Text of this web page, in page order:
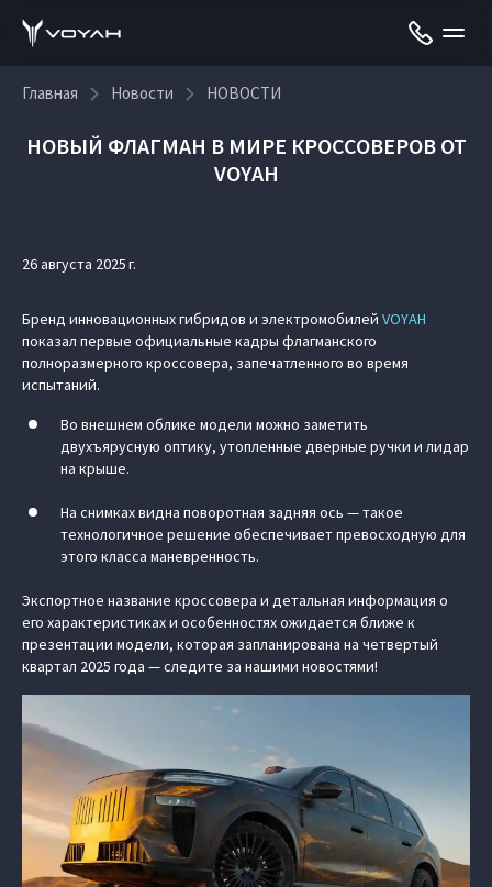
Главная Новости НОВОСТИ
НОВЫЙ ФЛАГМАН В МИРЕ КРОССОВЕРОВ ОТ
VOYAH
26 августа 2025 г.
Бренд инновационных гибридов и электромобилей VOYAH
показал первые официальные кадры флагманского
полноразмерного кроссовера, запечатленного во время
испытаний.
Во внешнем облике модели можно заметить
двухъярусную оптику, утопленные дверные ручки и лидар
на крыше.
На снимках видна поворотная задняя ось — такое
технологичное решение обеспечивает превосходную для
этого класса маневренность.
Экспортное название кроссовера и детальная информация о
его характеристиках и особенностях ожидается ближе к
презентации модели, которая запланирована на четвертый
квартал 2025 года — следите за нашими новостями!